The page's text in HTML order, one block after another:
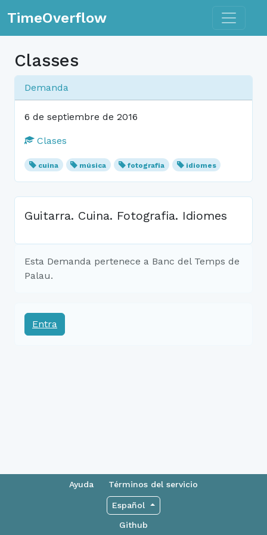
TimeOverflow Toggle
Classes
Demanda
6 de septiembre de 2016
Clases
cuina música fotografia idiomes
Guitarra. Cuina. Fotografia. Idiomes
Esta Demanda pertenece a Banc del Temps de
Palau.
Entra
Ayuda Términos del servicio
Español
Github